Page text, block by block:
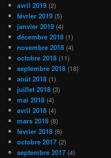
avril 2019 (2)
février 2019 (5)
janvier 2019 (4)
décembre 2018 (1)
novembre 2018 (4)
octobre 2018 (11)
septembre 2018 (18)
août 2018 (1)
juillet 2018 (3)
mai 2018 (4)
avril 2018 (4)
mars 2018 (8)
février 2018 (6)
octobre 2017 (2)
septembre 2017 (4)